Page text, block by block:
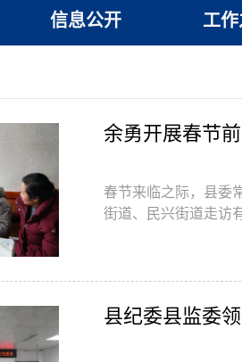
信息公开 工
余勇开展春节
春节来临之际，县委
街道、民兴街道走访
县纪委县监委